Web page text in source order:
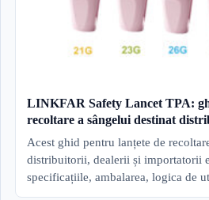
LINKFAR Safety Lancet TPA:
recoltare a sângelui destinat
Acest ghid pentru lanțete de
distribuitorii, dealerii și importatorii
specificațiile, ambalarea, logica de